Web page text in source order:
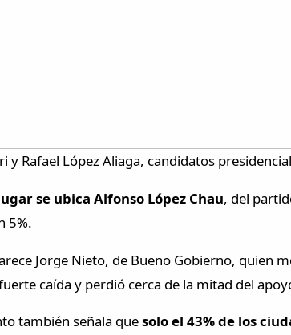
y Rafael López Aliaga, candidatos
se ubica Alfonso López Chau, del
5%.
Jorge Nieto, de Bueno Gobierno, quien
caída y perdió cerca de la mitad del
también señala quesolo el 43% de los